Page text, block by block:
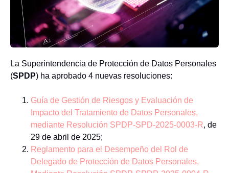
La Superintendencia de Protección de Datos Personales
(SPDP) ha aprobado 4 nuevas resoluciones:
Guía de Gestión de Riesgos y Evaluación de
Impacto del Tratamiento de Datos Personales,
mediante Resolución SPDP-SPD-2025-0003-R, de
29 de abril de 2025;
Reglamento para el Desempeño del Rol de
Delegado de Protección de Datos Personales,